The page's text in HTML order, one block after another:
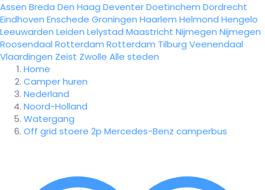
Assen Breda Den Haag DeventerDoetinchem Dordrecht
Eindhoven Enschede Groningen Haarlem Helmond Hengelo
Leeuwarden Leiden Lelystad Maastricht Nijmegen Nijmegen
Roosendaal Rotterdam Rotterdam Tilburg Veenendaal
Vlaardingen Zeist Zwolle Alle steden
Home
Camper huren
Nederland
Noord-Holland
Watergang
Off grid stoere 2p Mercedes-Benz camperbus